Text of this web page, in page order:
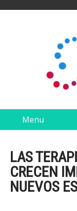
Menu
LAS
CRECEN
NUEVOS